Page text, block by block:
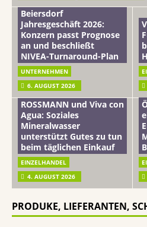
Beiersdorf
Jahresgeschäft 2026:
Konzern passt Prognose
an und beschließt
NIVEA-Turnaround-Plan
UNTERNEHMEN
6. AUGUST 2026
ROSSMANN und Viva con
Agua: Soziales
Mineralwasser
unterstützt Gutes zu tun
beim täglichen Einkauf
EINZELHANDEL
4. AUGUST 2026
PRODUKE, LIEFERANTEN,